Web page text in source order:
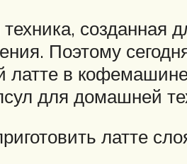
созданная
Поэтому
латте в
для домашней
латте